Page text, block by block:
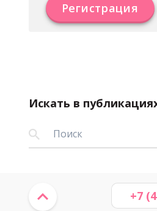
Регистрация
Искать в
+7